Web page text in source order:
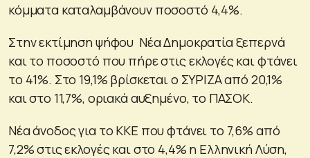
κόμματα καταλαμβάνουν ποσοστό 4,4%.
Στην εκτίμηση ψήφου Νέα Δημοκρατία ξεπερνά
και το ποσοστό που πήρε στις εκλογές και φτάνει
το 41%. Στο 19,1% βρίσκεται ο ΣΥΡΙΖΑ από 20,1%
και στο 11,7%, οριακά αυξημένο, το ΠΑΣΟΚ.
Νέα άνοδος για το ΚΚΕ που φτάνει το 7,6% από
7,2% στις εκλογές και στο 4,4% η Ελληνική Λύση,